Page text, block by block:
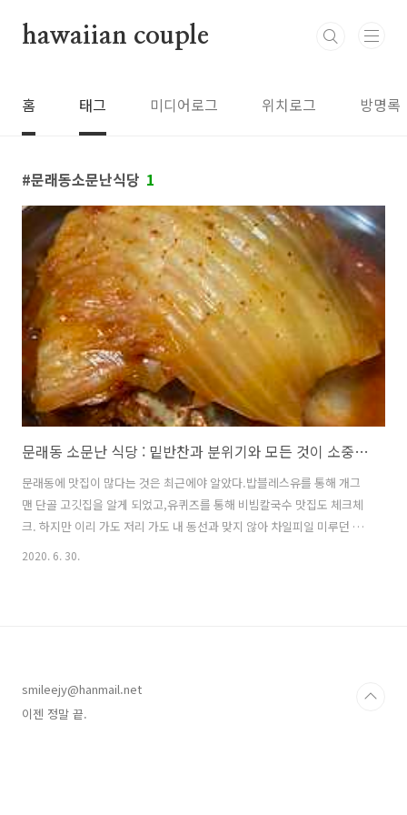
hawaiian couple
홈 태그 미디어로그 위치로그 방명록
문래동소문난식당 1
문래동 소문난 식당 : 밑반찬과 분위기와 모든 것이 소중한 곳
문래동에 맛집이 많다는 것은 최근에야 알았다.밥블레스유를 통해 개그
맨 단골 고깃집을 알게 되었고,유퀴즈를 통해 비빔칼국수 맛집도 체크체
크. 하지만 이리 가도 저리 가도 내 동선과 맞지 않아 차일피일 미루던 차
에당근셀러를 만나기 위해 영등포에 출동할 일이 생겼다. ㅋㅋㅋ인근 주
정말 끝.
2020. 6. 30.
smileejy@hanmail.net
이젠 정말 끝.